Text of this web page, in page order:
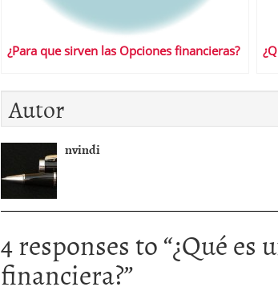
¿Para que sirven las Opciones financieras?
Autor
nvindi
4 responses to “¿Qué es
financiera?”